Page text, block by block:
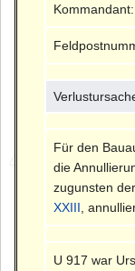
Kommandant:
Für den
die
zugunsten
XXIII ,
U 917 war